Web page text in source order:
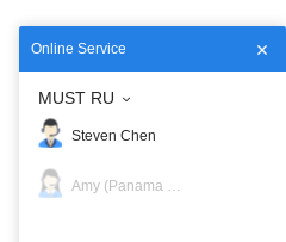
Online Service
MUST RU
Steven Chen